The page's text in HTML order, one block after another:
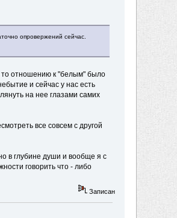
опровержений сейчас.
то отношению к "белым" было
и сейчас у нас есть
на нее глазами самих
все совсем с другой
в глубине души и вообще я с
говорить что - либо
Записан